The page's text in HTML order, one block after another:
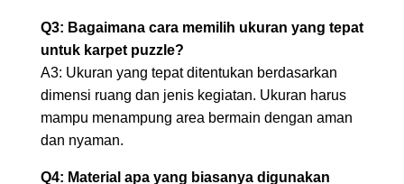
Q3: Bagaimana cara memilih ukuran yang tepat
untuk karpet puzzle?
A3: Ukuran yang tepat ditentukan berdasarkan
dimensi ruang dan jenis kegiatan. Ukuran harus
mampu menampung area bermain dengan aman
dan nyaman.
Q4: Material apa yang biasanya digunakan